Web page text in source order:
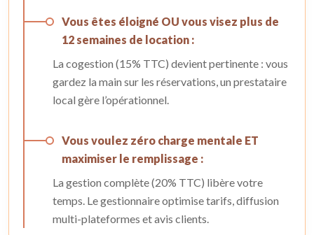
Vous êtes éloigné OU vous visez plus de
12 semaines de location :
La cogestion (15% TTC) devient pertinente : vous
gardez la main sur les réservations, un prestataire
local gère l’opérationnel.
Vous voulez zéro charge mentale ET
maximiser le remplissage :
La gestion complète (20% TTC) libère votre
temps. Le gestionnaire optimise tarifs, diffusion
multi-plateformes et avis clients.